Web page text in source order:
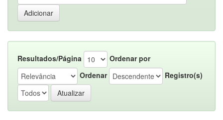
Resultados/Página
Ordenar por
Ordenar
Registro(s)